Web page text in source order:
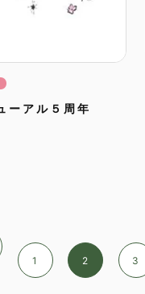
ーアル５周年
1 2 3